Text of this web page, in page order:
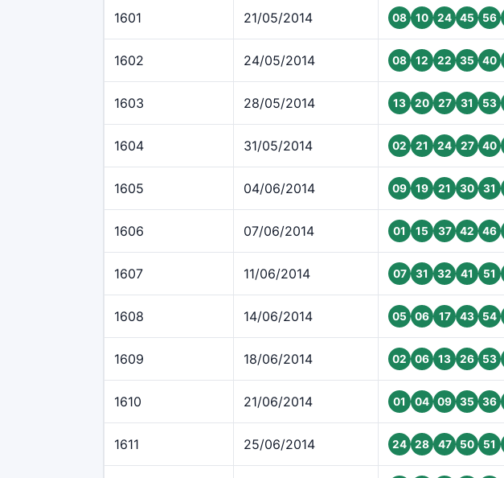
1601 21/05/2014 08 10 24 45 56
1602 24/05/2014 08 12 22 35 40
1603 28/05/2014 13 20 27 31 53
1604 31/05/2014 02 21 24 27 40
1605 04/06/2014 09 19 21 30 31
1606 07/06/2014 01 15 37 42 46
1607 11/06/2014 07 31 32 41 51
1608 14/06/2014 05 06 17 43 54
1609 18/06/2014 02 06 13 26 53
1610 21/06/2014 01 04 09 35 36
1611 25/06/2014 24 28 47 50 51